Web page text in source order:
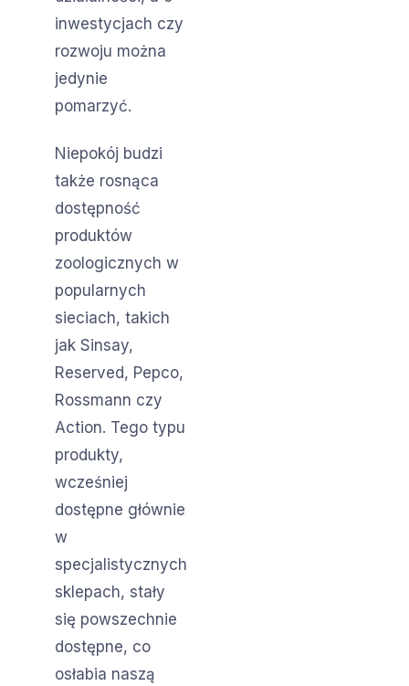
inwestycjach czy
rozwoju można
jedynie
pomarzyć.
Niepokój budzi
także rosnąca
dostępność
produktów
zoologicznych w
popularnych
sieciach, takich
jak Sinsay,
Reserved, Pepco,
Rossmann czy
Action. Tego typu
produkty,
wcześniej
dostępne głównie
w
specjalistycznych
sklepach, stały
się powszechnie
dostępne, co
osłabia naszą